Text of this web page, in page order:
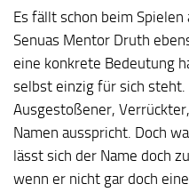
Es fällt schon beim
Senuas Mentor Druth
eine konkrete Bedeutung
selbst einzig für sich
Ausgestoßener,
Namen ausspricht. Doch
lässt sich der Name doch
wenn er nicht gar doch